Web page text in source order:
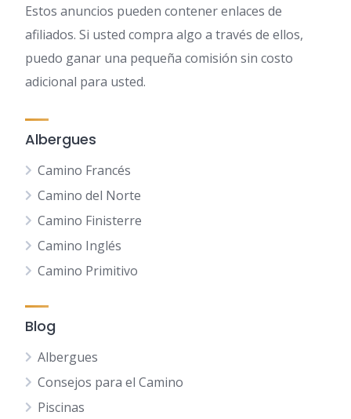
Estos anuncios pueden contener enlaces de
afiliados. Si usted compra algo a través de ellos,
puedo ganar una pequeña comisión sin costo
adicional para usted.
Albergues
Camino Francés
Camino del Norte
Camino Finisterre
Camino Inglés
Camino Primitivo
Blog
Albergues
Consejos para el Camino
Piscinas